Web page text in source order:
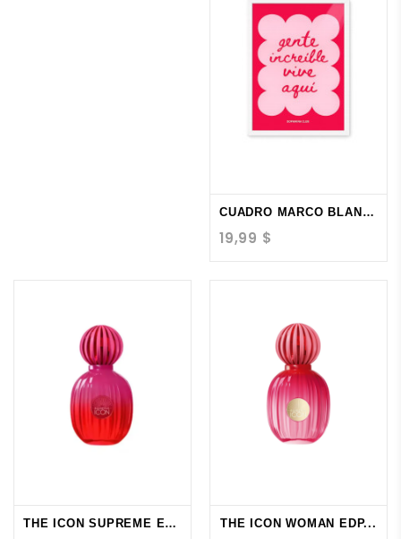
CUADRO MARCO BLANCO...
19,99 $
THE ICON SUPREME EDP... THE ICON WOMAN EDP...